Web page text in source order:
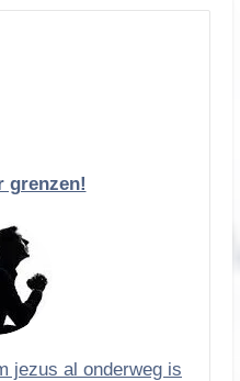
grenzen!
jezus al onderweg is